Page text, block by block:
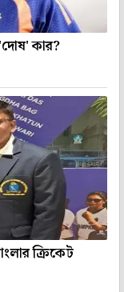
কার?
ক্রিকেট